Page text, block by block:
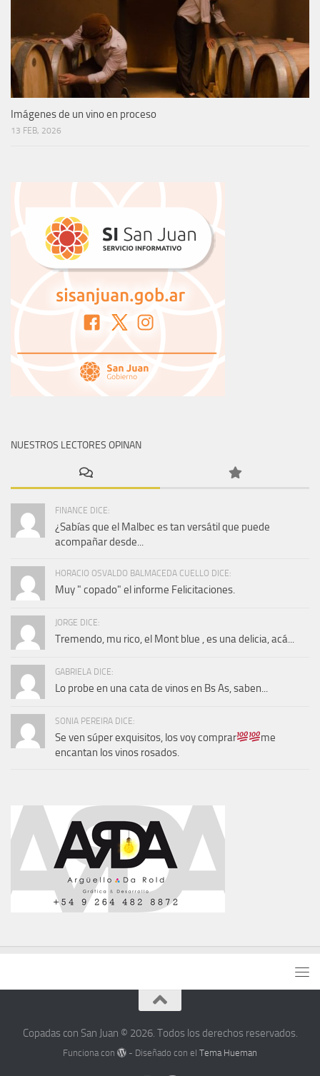
Imágenes de un vino en proceso
13 FEB, 2026
NUESTROS LECTORES OPINAN
FINANCE DICE:
¿Sabías que el Malbec es tan versátil que puede
acompañar desde...
HORACIO OSVALDO BALMACEDA CUELLO DICE:
Muy " copado" el informe Felicitaciones.
JORGE DICE:
Tremendo, mu rico, el Mont blue , es una delicia, acá...
GABRIELA DICE:
Lo probe en una cata de vinos en Bs As, saben...
SONIA PEREIRA DICE:
Se ven súper exquisitos, los voy comprar
me
encantan los vinos rosados.
Copadas con San Juan © 2026. Todos los derechos reservados.
Funciona con - Diseñado con elTema Hueman